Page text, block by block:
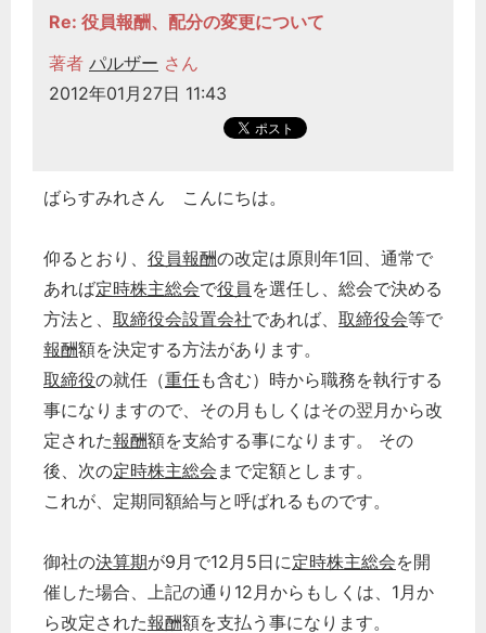
Re: 役員報酬、配分の変更について
著者 パルザー さん
2012年01月27日 11:43
ばらすみれさん こんにちは。
仰るとおり、 役員報酬の改定は原則年1回、通常で
あれば定時株主総会で役員 を選任し、総会で決める
方法と、 取締役会設置会社であれば、 取締役会等で
報酬額を決定する方法があります。
取締役の就任（重任も含む）時から職務を執行する
事になりますので、その月もしくはその翌月から改
定された報酬額を支給する事になります。 その
後、次の定時株主総会 まで定額とします。
これが、定期同額給与と呼ばれるものです。
御社の決算期が9月で12月5日に定時株主総会を開
催した場合、上記の通り12月からもしくは、1月か
ら改定された報酬額を支払う事になります。